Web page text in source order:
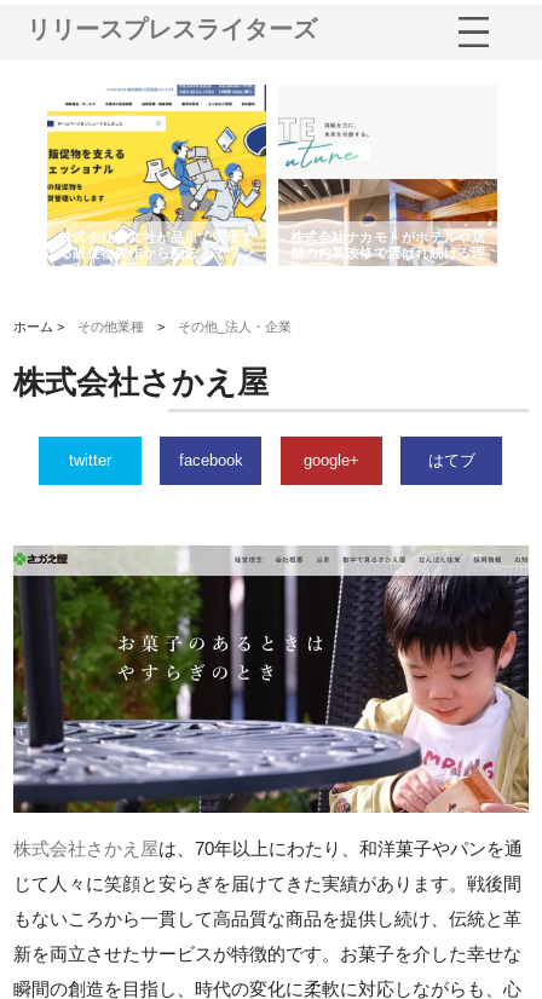
リリースプレスライターズ
株式会社耕文社が品川で実現す
る販促物製作から配送までワン
ストップ対応
株式会社ナカモトがホテルや店
舗の内装改修で選ばれ続ける理
由
ホーム > その他業種 > その他_法人・企業
株式会社さかえ屋
twitter facebook google+ はてブ
株式会社さかえ屋は、70年以上にわたり、和洋菓子やパンを通
じて人々に笑顔と安らぎを届けてきた実績があります。戦後間
もないころから一貫して高品質な商品を提供し続け、伝統と革
新を両立させたサービスが特徴的です。お菓子を介した幸せな
瞬間の創造を目指し、時代の変化に柔軟に対応しながらも、心